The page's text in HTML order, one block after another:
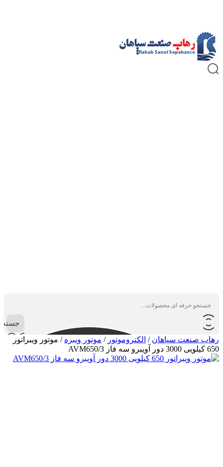
رهاب صنعت سپاهان / الکتروموتور / موتور ویبره / موتور ویبراتور
650 کیلویی 3000 دور آویبرو سه فاز AVM650/3